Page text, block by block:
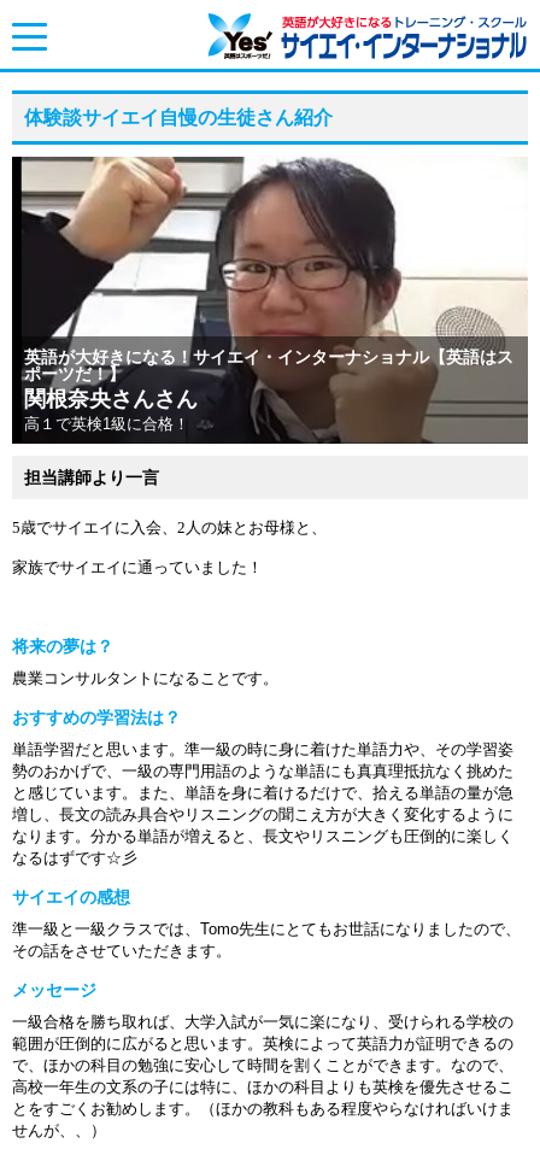
toggle
体験談サイエイ自慢の生徒さん紹介
英語が大好きになる！サイエイ・インターナショナル【英語はス
ポーツだ！】
関根奈央さんさん
高１で英検1級に合格！
担当講師より一言
5歳でサイエイに入会、 2 人の妹とお母様と、
家族でサイエイに通っていました！
将来の夢は？
農業コンサルタントになることです。
おすすめの学習法は？
単語学習だと思います。準一級の時に身に着けた単語力や、その学習姿
勢のおかげで、一級の専門用語のような単語にも真真理抵抗なく挑めた
と感じています。また、単語を身に着けるだけで、拾える単語の量が急
増し、長文の読み具合やリスニングの聞こえ方が大きく変化するように
なります。分かる単語が増えると、長文やリスニングも圧倒的に楽しく
なるはずです☆彡
サイエイの感想
準一級と一級クラスでは、Tomo先生にとてもお世話になりましたので、
その話をさせていただきます。
メッセージ
一級合格を勝ち取れば、大学入試が一気に楽になり、受けられる学校の
範囲が圧倒的に広がると思います。英検によって英語力が証明できるの
で、ほかの科目の勉強に安心して時間を割くことができます。なので、
高校一年生の文系の子には特に、ほかの科目よりも英検を優先させるこ
とをすごくお勧めします。（ほかの教科もある程度やらなければいけま
せんが、、）